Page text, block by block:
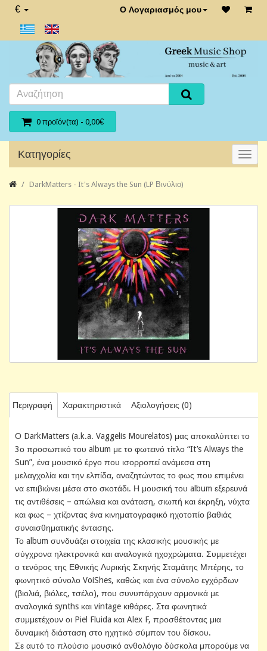
€ Ο Λογαριασμός μου
0 προϊόν(τα) - 0,00€
Κατηγορίες
DarkMatters - It's Always the Sun (LP Βινύλιο)
Περιγραφή Χαρακτηριστικά Αξιολογήσεις (0)
Ο DarkMatters (a.k.a. Vaggelis Mourelatos) μας αποκαλύπτει το
3ο προσωπικό του album με το φωτεινό τίτλο “It’s Always the
Sun”, ένα μουσικό έργο που ισορροπεί ανάμεσα στη
μελαγχολία και την ελπίδα, αναζητώντας το φως που επιμένει
να επιβιώνει μέσα στο σκοτάδι. Η μουσική του album εξερευνά
τις αντιθέσεις – απώλεια και ανάταση, σιωπή και έκρηξη, νύχτα
και φως – χτίζοντας ένα κινηματογραφικό ηχοτοπίο βαθιάς
συναισθηματικής έντασης.
Το album συνδυάζει στοιχεία της κλασικής μουσικής με
σύγχρονα ηλεκτρονικά και αναλογικά ηχοχρώματα. Συμμετέχει
ο τενόρος της Εθνικής Λυρικής Σκηνής Σταμάτης Μπέρης, το
φωνητικό σύνολο VoiShes, καθώς και ένα σύνολο εγχόρδων
(βιολιά, βιόλες, τσέλο), που συνυπάρχουν αρμονικά με
αναλογικά synths και vintage κιθάρες. Στα φωνητικά
συμμετέχουν οι Piel Fluida και Alex F, προσθέτοντας μια
δυναμική διάσταση στο ηχητικό σύμπαν του δίσκου.
Σε αυτό το πλούσιο μουσικό ανθολόγιο δύσκολα μπορούμε να